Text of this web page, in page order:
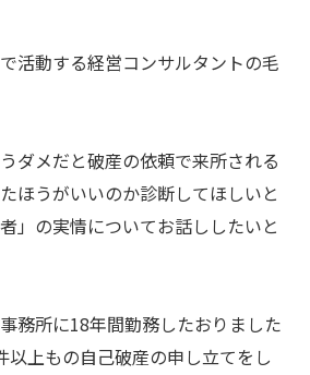
活動する経営コンサルタントの毛
ダメだと破産の依頼で来所される
ほうがいいのか診断してほしいと
」の実情についてお話ししたいと
務所に18年間勤務したおりました
以上もの自己破産の申し立てをし